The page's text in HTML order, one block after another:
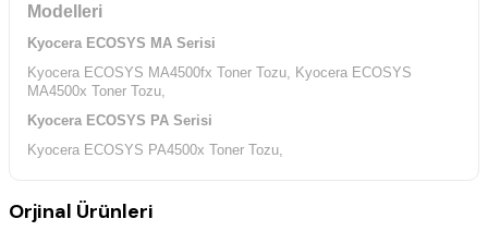
Modelleri
Kyocera ECOSYS MA Serisi
Kyocera ECOSYS MA4500fx Toner Tozu, Kyocera ECOSYS
MA4500x Toner Tozu,
Kyocera ECOSYS PA Serisi
Kyocera ECOSYS PA4500x Toner Tozu,
Orjinal Ürünleri